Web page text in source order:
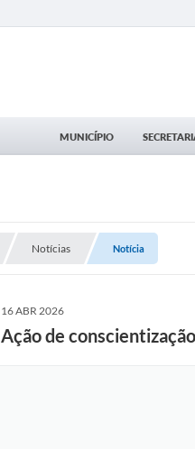
MUNICÍPIO
Notícias Notícia
16 ABR 2026
Ação de